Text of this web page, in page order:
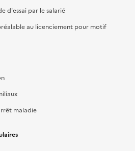
d'essai par le salarié
au licenciement pour motif
maladie